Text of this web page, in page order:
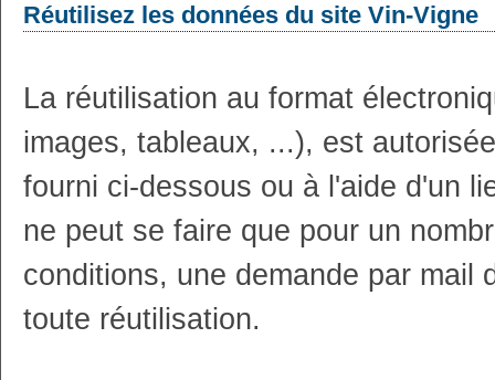
Réutilisez les données du site Vin-Vigne
La réutilisation au format
images, tableaux, ...), est
fourni ci-dessous ou à l'aide d'un
ne peut se faire que pour un
conditions, une demande par mail
toute réutilisation.